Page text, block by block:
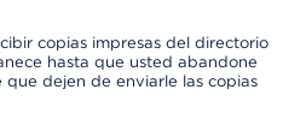
copias impresas del directorio
hasta que usted abandone
que dejen de enviarle las copias